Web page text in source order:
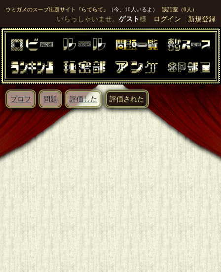
ウミガメのスープ出題サイト『らてらて』 （今、10人いるよ） 談話室（0人）
いらっしゃいませ。 ゲスト様 ログイン 新規登録
プロフ 問題 評価した 評価された